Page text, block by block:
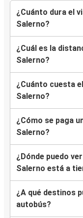
¿Cuánto dura el
Salerno?
¿Cuál es la
Salerno?
¿Cuánto cuesta
Salerno?
¿Cómo se paga
Salerno?
¿Dónde puedo
Salerno está a
¿A qué destinos
autobús?